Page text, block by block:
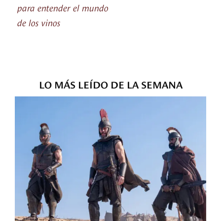
para entender el mundo
de los vinos
LO MÁS LEÍDO DE LA SEMANA